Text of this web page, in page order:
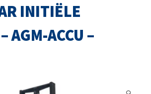
INITIËLE
AGM-ACCU –